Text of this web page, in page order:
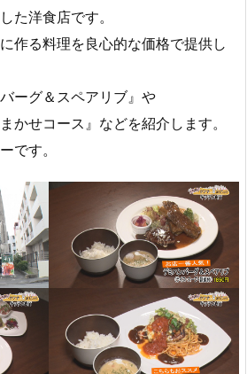
た洋食店です。
作る料理を良心的な価格で提供し
ーグ＆スペアリブ』や
かせコース』などを紹介します。
です。